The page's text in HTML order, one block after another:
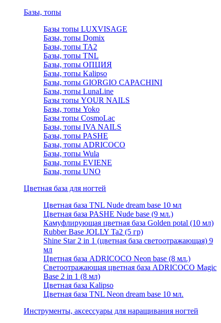
Базы, топы
Базы топы LUXVISAGE
Базы, топы Domix
Базы, топы TA2
Базы, топы TNL
Базы, топы ОПЦИЯ
Базы, топы Kalipso
Базы, топы GIORGIO CAPACHINI
Базы, топы LunaLine
Базы топы YOUR NAILS
Базы, топы Yoko
Базы топы CosmoLac
Базы, топы IVA NAILS
Базы, топы PASHE
Базы, топы ADRICOCO
Базы, топы Wula
Базы, топы EVIENE
Базы, топы UNO
Цветная база для ногтей
Цветная база TNL Nude dream base 10 мл
Цветная база PASHE Nude base (9 мл.)
Камуфлирующая цветная база Golden potal (10 мл)
Rubber Base JOLLY Ta2 (5 гр)
Shine Star 2 in 1 (цветная база светоотражающая) 9
мл
Цветная база ADRICOCO Neon base (8 мл.)
Светоотражающая цветная база ADRICOCO Magic
Base 2 in 1 (8 мл)
Цветная база Kalipso
Цветная база TNL Neon dream base 10 мл.
Инструменты, аксессуары для наращивания ногтей